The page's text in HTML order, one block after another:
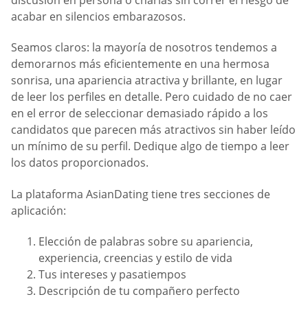
acabar en silencios embarazosos.
Seamos claros: la mayoría de nosotros tendemos a
demorarnos más eficientemente en una hermosa
sonrisa, una apariencia atractiva y brillante, en lugar
de leer los perfiles en detalle. Pero cuidado de no caer
en el error de seleccionar demasiado rápido a los
candidatos que parecen más atractivos sin haber leído
un mínimo de su perfil. Dedique algo de tiempo a leer
los datos proporcionados.
La plataforma AsianDating tiene tres secciones de
aplicación:
Elección de palabras sobre su apariencia,
experiencia, creencias y estilo de vida
Tus intereses y pasatiempos
Descripción de tu compañero perfecto